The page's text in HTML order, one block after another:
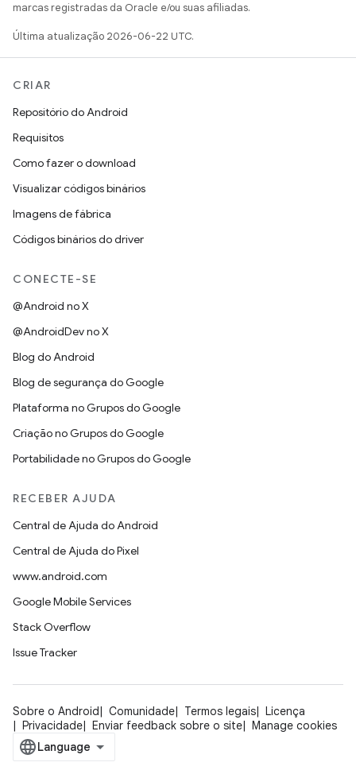
marcas registradas da Oracle e/ou suas afiliadas.
Última atualização 2026-06-22 UTC.
CRIAR
Repositório do Android
Requisitos
Como fazer o download
Visualizar códigos binários
Imagens de fábrica
Códigos binários do driver
CONECTE-SE
@Android no X
@AndroidDev no X
Blog do Android
Blog de segurança do Google
Plataforma no Grupos do Google
Criação no Grupos do Google
Portabilidade no Grupos do Google
RECEBER AJUDA
Central de Ajuda do Android
Central de Ajuda do Pixel
www.android.com
Google Mobile Services
Stack Overflow
Issue Tracker
Sobre o Android Comunidade Termos legais
Licença
Privacidade
Enviar feedback sobre o site Manage cookies